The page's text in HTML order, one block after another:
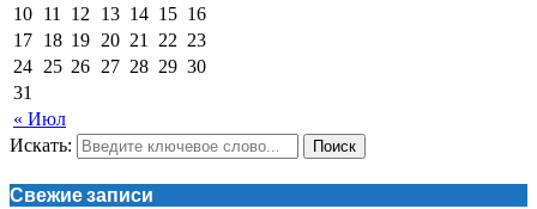
« Июл
10 11 12 13 14 15 16
17 18 19 20 21 22 23
24 25 26 27 28 29 30
31
Искать: Поиск
Свежие записи